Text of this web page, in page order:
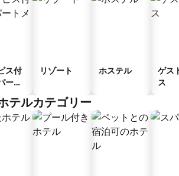
ス付
ート
リゾート ホステル
ゲス
ス
テルカテゴリー